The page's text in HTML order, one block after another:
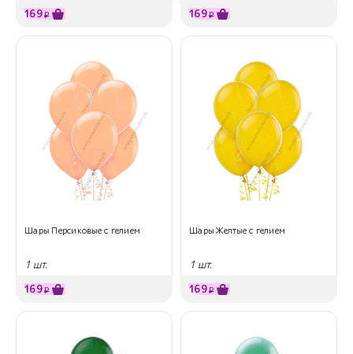
169₽ 169₽
Шары Персиковые с гелием
1 шт.
169₽
Шары Желтые с гелием
1 шт.
169₽